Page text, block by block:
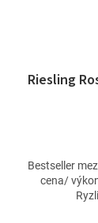
Riesling
Bestseller
cena/